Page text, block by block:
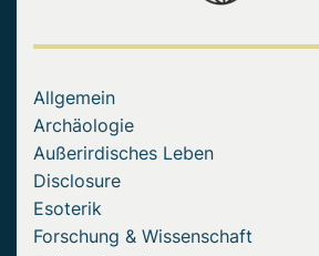
Allgemein
Archäologie
Außerirdisches Leben
Disclosure
Esoterik
Forschung & Wissenschaft